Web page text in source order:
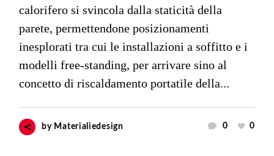
calorifero si svincola dalla staticità della
parete, permettendone posizionamenti
inesplorati tra cui le installazioni a soffitto e i
modelli free-standing, per arrivare sino al
concetto di riscaldamento portatile della...
by Materialiedesign 0 0